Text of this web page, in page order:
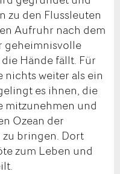
zu den Flussleuten
Aufruhr nach dem
geheimnisvolle
Hände fällt. Für
weiter als ein
es ihnen, die
mitzunehmen und
Ozean der
bringen. Dort
zum Leben und